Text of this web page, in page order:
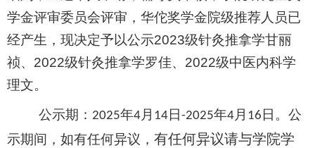
学金评审委员会评审，华佗奖学金院级推荐人员已
经产生，现决定予以公示2023级针灸推拿学甘丽
祯、 2022级针灸推拿学罗佳、 2022级中医内科学
理文。
公示期： 2025年4 月 14 日 -2025年4 月 16 日。公
示期间，如有任何异议， 有任何异议请与学院学